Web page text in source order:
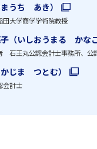
うち あき）
大学商学学術院教授
（いしおうまる かなこ
石王丸公認会計士事務所、公
じま つとむ）
会計士